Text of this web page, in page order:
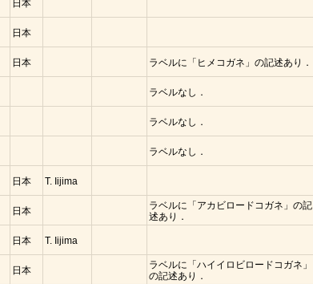
日本
日本
日本 ラベルに「ヒメコガネ」の記述あり．
ラベルなし．
ラベルなし．
ラベルなし．
日本 T. Iijima
日本
ラベルに「アカビロードコガネ」の記
述あり．
日本 T. Iijima
日本
ラベルに「ハイイロビロードコガネ」
の記述あり．